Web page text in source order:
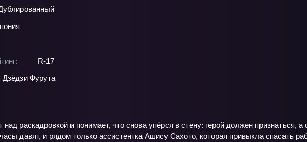
R-17
Дзёдзи Фурута
раскадровкой и понимает, что снова упёрся в стену: герой должен признаться, а
давят, и рядом только ассистентка Ашису Сахото, которая привыкла спасать